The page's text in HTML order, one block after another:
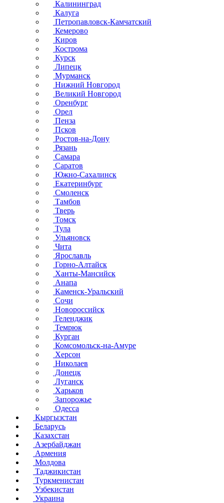
Калининград
Калуга
Петропавловск-Камчатский
Кемерово
Киров
Кострома
Курск
Липецк
Мурманск
Нижний Новгород
Великий Новгород
Оренбург
Орел
Пенза
Псков
Ростов-на-Дону
Рязань
Самара
Саратов
Южно-Сахалинск
Екатеринбург
Смоленск
Тамбов
Тверь
Томск
Тула
Ульяновск
Чита
Ярославль
Горно-Алтайск
Ханты-Мансийск
Анапа
Каменск-Уральский
Сочи
Новороссийск
Геленджик
Темрюк
Курган
Комсомольск-на-Амуре
Херсон
Николаев
Донецк
Луганск
Харьков
Запорожье
Одесса
Кыргызстан
Беларусь
Казахстан
Азербайджан
Армения
Молдова
Таджикистан
Туркменистан
Узбекистан
Украина